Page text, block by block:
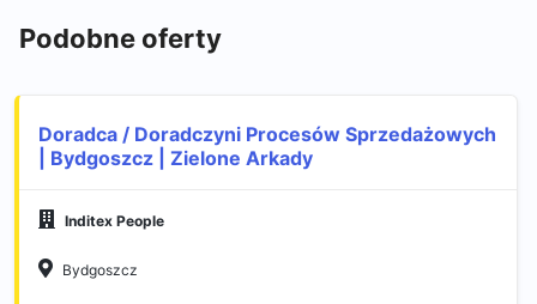
Podobne oferty
Doradca / Doradczyni Procesów Sprzedażowych
| Bydgoszcz | Zielone Arkady
Inditex People
Bydgoszcz